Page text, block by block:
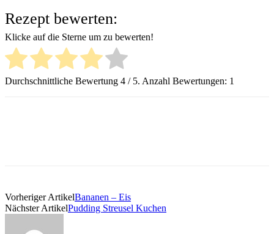
Rezept bewerten:
Klicke auf die Sterne um zu bewerten!
Durchschnittliche Bewertung 4 / 5. Anzahl Bewertungen: 1
Vorheriger ArtikelBananen – Eis
Nächster ArtikelPudding Streusel Kuchen